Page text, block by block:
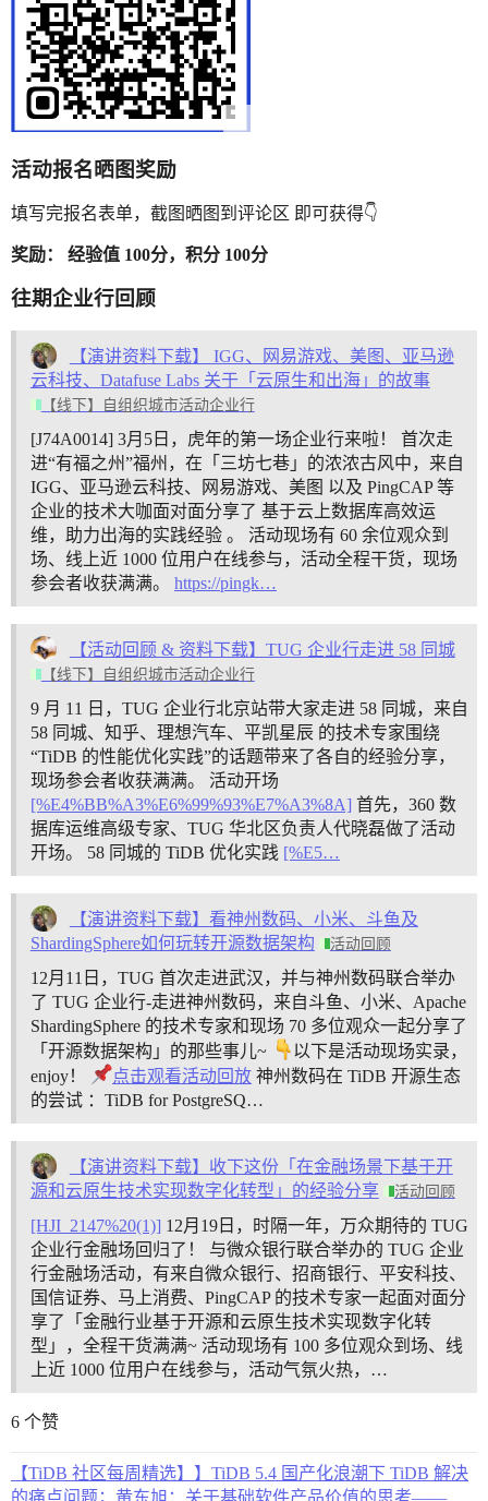
活动报名晒图奖励
填写完报名表单，截图晒图到评论区 即可获得👇
奖励： 经验值 100分，积分 100分
往期企业行回顾
【演讲资料下载】 IGG、网易游戏、美图、亚马逊
云科技、Datafuse Labs 关于「云原生和出海」的故事
【线下】自组织城市活动企业行
[J74A0014] 3月5日，虎年的第一场企业行来啦！ 首次走
进“有福之州”福州，在「三坊七巷」的浓浓古风中，来自
IGG、亚马逊云科技、网易游戏、美图 以及 PingCAP 等
企业的技术大咖面对面分享了 基于云上数据库高效运
维，助力出海的实践经验 。 活动现场有 60 余位观众到
场、线上近 1000 位用户在线参与，活动全程干货，现场
参会者收获满满。 https://pingk…
【活动回顾 & 资料下载】TUG 企业行走进 58 同城
【线下】自组织城市活动企业行
9 月 11 日，TUG 企业行北京站带大家走进 58 同城，来自
58 同城、知乎、理想汽车、平凯星辰 的技术专家围绕
“TiDB 的性能优化实践”的话题带来了各自的经验分享，
现场参会者收获满满。 活动开场
[%E4%BB%A3%E6%99%93%E7%A3%8A] 首先，360 数
据库运维高级专家、TUG 华北区负责人代晓磊做了活动
开场。 58 同城的 TiDB 优化实践 [%E5…
【演讲资料下载】看神州数码、小米、斗鱼及
ShardingSphere如何玩转开源数据架构
活动回顾
12月11日，TUG 首次走进武汉，并与神州数码联合举办
了 TUG 企业行-走进神州数码，来自斗鱼、小米、Apache
ShardingSphere 的技术专家和现场 70 多位观众一起分享了
「开源数据架构」的那些事儿~
以下是活动现场实录，
enjoy！
点击观看活动回放 神州数码在 TiDB 开源生态
的尝试 ：TiDB for PostgreSQ…
【演讲资料下载】收下这份「在金融场景下基于开
源和云原生技术实现数字化转型」的经验分享
活动回顾
[HJI_2147%20(1)] 12月19日，时隔一年，万众期待的 TUG
企业行金融场回归了！ 与微众银行联合举办的 TUG 企业
行金融场活动，有来自微众银行、招商银行、平安科技、
国信证券、马上消费、PingCAP 的技术专家一起面对面分
享了「金融行业基于开源和云原生技术实现数字化转
型」，全程干货满满~ 活动现场有 100 多位观众到场、线
上近 1000 位用户在线参与，活动气氛火热，…
6 个赞
【TiDB 社区每周精选】】TiDB 5.4 国产化浪潮下 TiDB 解决